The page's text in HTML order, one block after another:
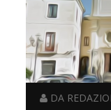
DA